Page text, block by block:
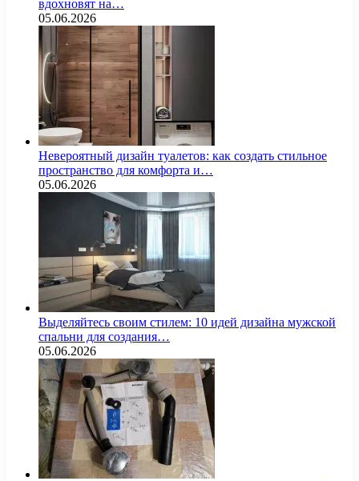
вдохновят на…
05.06.2026
Невероятный дизайн туалетов: как создать стильное
пространство для комфорта и…
05.06.2026
Выделяйтесь своим стилем: 10 идей дизайна мужской
спальни для создания…
05.06.2026